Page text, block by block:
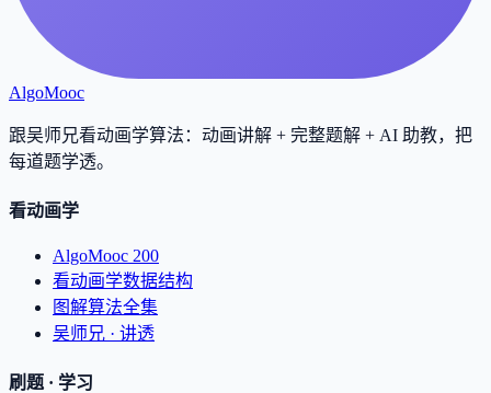
AlgoMooc
跟吴师兄看动画学算法：动画讲解 + 完整题解 + AI 助教，把
每道题学透。
看动画学
AlgoMooc 200
看动画学数据结构
图解算法全集
吴师兄 · 讲透
刷题 · 学习